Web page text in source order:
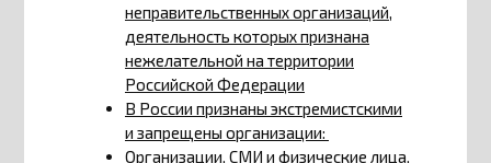
неправительственных организаций,
деятельность которых признана
нежелательной на территории
Российской Федерации
В России признаны экстремистскими
и запрещены организации:
Организации, СМИ и физические лица,